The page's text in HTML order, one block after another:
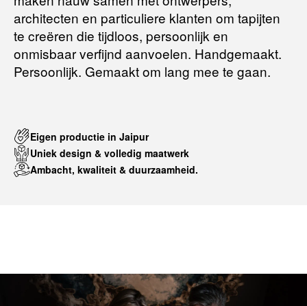
architecten en particuliere klanten om tapijten
te creëren die tijdloos, persoonlijk en
onmisbaar verfijnd aanvoelen. Handgemaakt.
Persoonlijk. Gemaakt om lang mee te gaan.
Eigen productie in Jaipur
Uniek design & volledig maatwerk
Ambacht, kwaliteit & duurzaamheid.